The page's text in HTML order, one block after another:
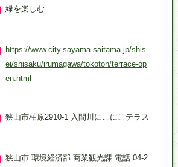
緑を楽しむ
https://www.city.sayama.saitama.jp/shis
ei/shisaku/irumagawa/tokoton/terrace-op
en.html
狭山市柏原2910-1 入間川にこにこテラス
狭山市 環境経済部 商業観光課 電話 04-2